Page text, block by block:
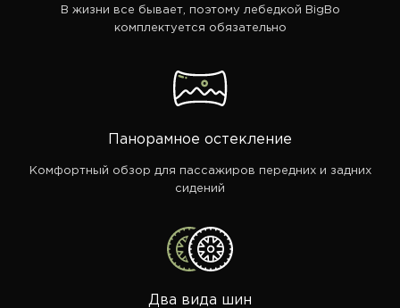
В жизни все бывает, поэтому лебедкой BigBo
комплектуется обязательно
Панорамное остекление
Комфортный обзор для пассажиров передних и задних
сидений
Два вида шин